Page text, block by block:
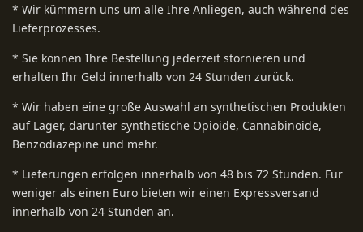
* Wir kümmern uns um alle Ihre Anliegen, auch während des
Lieferprozesses.
* Sie können Ihre Bestellung jederzeit stornieren und
erhalten Ihr Geld innerhalb von 24 Stunden zurück.
* Wir haben eine große Auswahl an synthetischen Produkten
auf Lager, darunter synthetische Opioide, Cannabinoide,
Benzodiazepine und mehr.
* Lieferungen erfolgen innerhalb von 48 bis 72 Stunden. Für
weniger als einen Euro bieten wir einen Expressversand
innerhalb von 24 Stunden an.